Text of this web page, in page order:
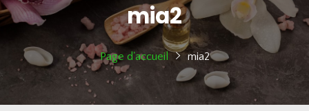
mia2
Page d'accueil mia2